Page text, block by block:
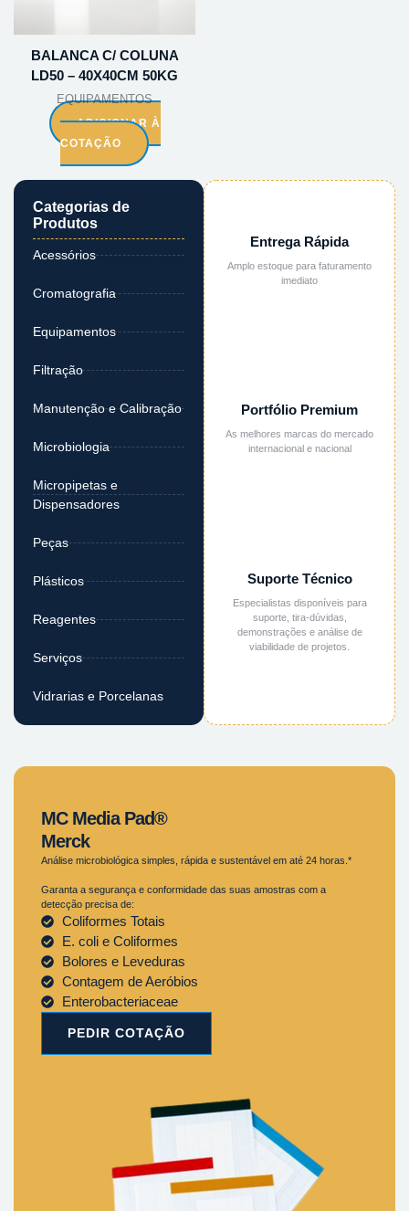
Categorias de
Produtos
Acessórios
Cromatografia
Equipamentos
Filtração
Manutenção e Calibração
Microbiologia
Micropipetas e
Dispensadores
Peças
Plásticos
Reagentes
Serviços
Vidrarias e Porcelanas
Entrega Rápida
Amplo estoque para faturamento
imediato
Portfólio Premium
As melhores marcas do mercado
internacional e nacional
Suporte Técnico
Especialistas disponíveis para
suporte, tira-dúvidas,
demonstrações e análise de
viabilidade de projetos.
BALANCA C/ COLUNA
LD50 – 40X40CM 50KG
EQUIPAMENTOS
ADICIONAR À
COTAÇÃO
MC Media Pad®
Merck
Análise microbiológica simples, rápida e sustentável em até 24 horas.*
Garanta a segurança e conformidade das suas amostras com a
detecção precisa de:
Coliformes Totais
E. coli e Coliformes
Bolores e Leveduras
Contagem de Aeróbios
Enterobacteriaceae
PEDIR COTAÇÃO